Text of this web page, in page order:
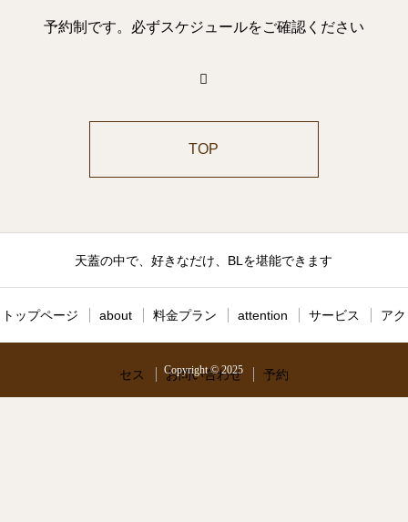
予約制です。必ずスケジュールをご確認ください
TOP
天蓋の中で、好きなだけ、BLを堪能できます
トップページ about 料金プラン attention サービス アク
セス お問い合わせ 予約
Copyright © 2025